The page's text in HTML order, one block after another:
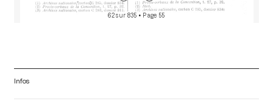
62 sur 835 • Page 55
Infos